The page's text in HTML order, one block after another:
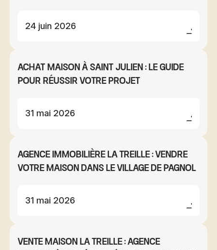
24 juin 2026
Achat maison à Saint Julien : le guide
pour réussir votre projet
31 mai 2026
Agence immobilière La Treille : vendre
votre maison dans le village de Pagnol
31 mai 2026
Vente maison La Treille : agence